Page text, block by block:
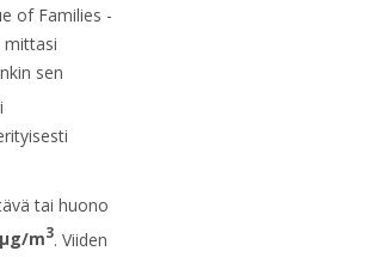
of Families -
mittasi
sen
tai huono
m3. Viiden